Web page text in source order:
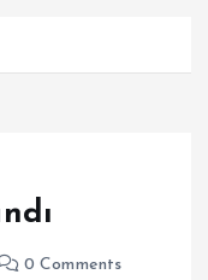
0 Comments